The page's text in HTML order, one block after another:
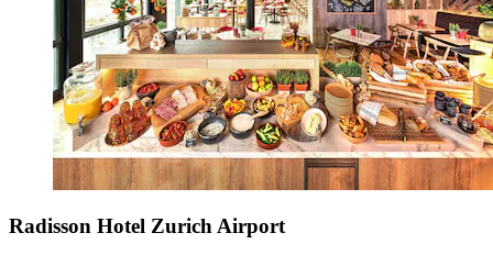
Radisson Hotel Zurich Airport